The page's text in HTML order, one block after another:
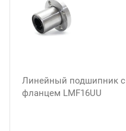
Линейный подшипник с
фланцем LMF16UU